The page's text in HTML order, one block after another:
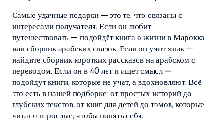
Самые удачные подарки — это те, что связаны с
интересами получателя. Если он любит
путешествовать — подойдёт книга о жизни в Марокко
или сборник арабских сказок. Если он учит язык —
найдите сборник коротких рассказов на арабском с
переводом. Если он в 40 лет и ищет смысл —
подойдут книги, которые не учат, а вдохновляют. Всё
это есть в нашей подборке: от простых историй до
глубоких текстов, от книг для детей до томов, которые
читают взрослые, чтобы понять себя.